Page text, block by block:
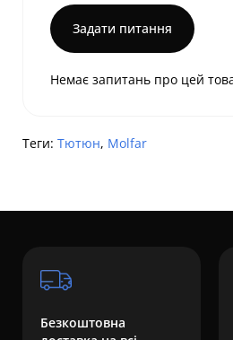
Задати питання
Немає запитань про цей
Теги: Тютюн, Molfar
Безкоштовна